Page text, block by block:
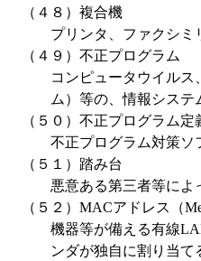
（４８）複合機
プリンタ、ファクシミリ
（４９）不正プログラム
コンピュータウイルス、
ム）等の、情報システ
（５０）不正プログラム定
不正プログラム対策ソフ
（５１）踏み台
悪意ある第三者等によっ
（５２）MACアドレス（
機器等が備える有線LAN
ンダが独自に割り当て